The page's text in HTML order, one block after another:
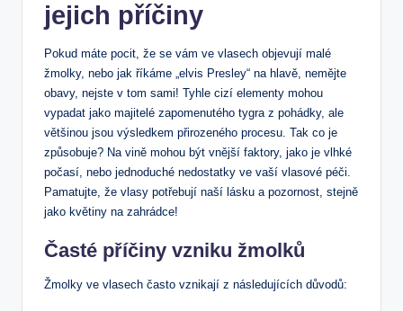
jejich⁢ příčiny
Pokud máte pocit,​ že se ⁢vám​ ve⁢ vlasech objevují malé​
žmolky, nebo jak říkáme⁢ „elvis ⁣Presley“ na ⁤hlavě, nemějte
obavy, nejste v tom sami! Tyhle ‍cizí elementy mohou
vypadat jako majitelé⁤ zapomenutého tygra z⁣ pohádky,‍ ale ​
většinou ​jsou výsledkem přirozeného procesu. Tak co je
způsobuje?⁢ Na vině mohou‍ být ‍vnější faktory, jako je vlhké
⁣počasí, nebo jednoduché nedostatky ve vaší ​vlasové péči.⁢
Pamatujte, že vlasy ⁢potřebují naší lásku ⁣a pozornost, ​stejně
jako květiny na⁢ zahrádce!
Časté příčiny vzniku žmolků
Žmolky ve vlasech ⁤často‌ vznikají z⁤ následujících důvodů: